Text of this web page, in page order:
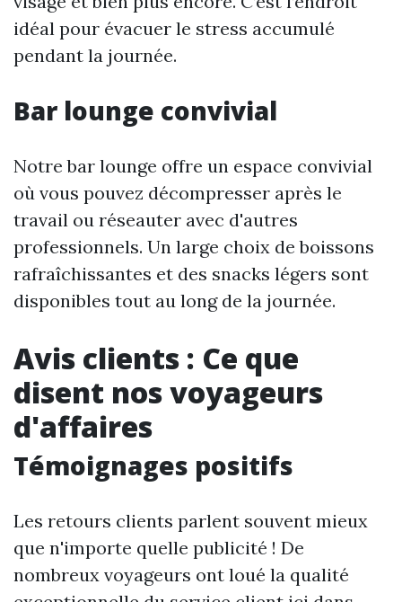
idéal pour évacuer le stress accumulé
pendant la journée.
Bar lounge convivial
Notre bar lounge offre un espace convivial
où vous pouvez décompresser après le
travail ou réseauter avec d'autres
professionnels. Un large choix de boissons
rafraîchissantes et des snacks légers sont
disponibles tout au long de la journée.
Avis clients : Ce que
disent nos voyageurs
d'affaires
Témoignages positifs
Les retours clients parlent souvent mieux
que n'importe quelle publicité ! De
nombreux voyageurs ont loué la qualité